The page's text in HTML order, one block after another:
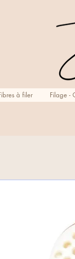
à filer Filage -